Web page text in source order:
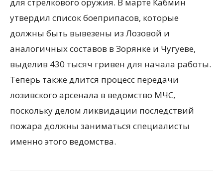
утвердил список боеприпасов, которые
должны быть вывезены из Лозовой и
аналогичных составов в Зорянке и Чугуеве,
выделив 430 тысяч гривен для начала работы.
Теперь также длится процесс передачи
лозивского арсенала в ведомство МЧС,
поскольку делом ликвидации последствий
пожара должны заниматься специалисты
именно этого ведомства.